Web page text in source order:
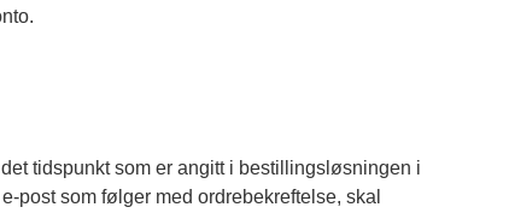
tidspunkt som er angitt i bestillingsløsningen i
post som følger med ordrebekreftelse, skal